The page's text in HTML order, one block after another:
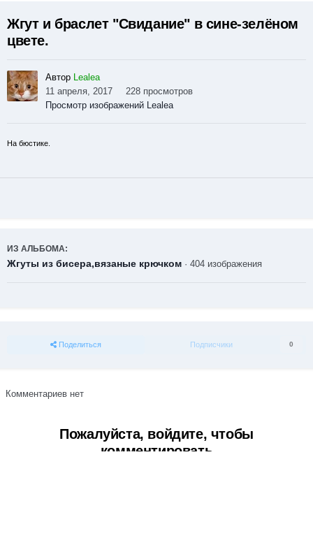
Жгут и браслет "Свидание" в сине-зелёном
цвете.
Автор Lealea
11 апреля, 2017
228 просмотров
Просмотр изображений Lealea
На бюстике.
ИЗ АЛЬБОМА:
Жгуты из бисера,вязаные крючком · 404 изображения
Поделиться Подписчики 0
Комментариев нет
Пожалуйста, войдите, чтобы
комментировать